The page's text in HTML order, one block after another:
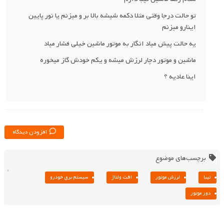
تو حالت درجا وقتی مثلا دکمه شیشه بالا بر و میزنم یا نور پایین
اینارو میزنم
یه حالت پیش میاد انگار به موتور ماشین خیلی فشار میاد
ماشین و موتور دچار لرزش میشه و یکم خودش گاز میخوره
اینا عادیه ؟
افزودن دیدگاه
برچسب‌های موضوع
تیبا لرزش موتور افت ولتاژ
سیستم برق خودرو
دور موتور